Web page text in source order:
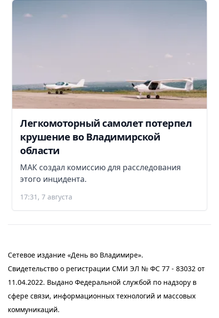
Легкомоторный самолет потерпел
крушение во Владимирской
области
МАК создал комиссию для расследования
этого инцидента.
17:31, 7 августа
Сетевое издание «День во Владимире».
Свидетельство о регистрации СМИ ЭЛ № ФС 77 - 83032 от
11.04.2022. Выдано Федеральной службой по надзору в
сфере связи, информационных технологий и массовых
коммуникаций.